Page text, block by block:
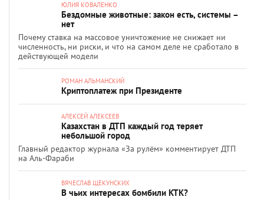
ЮЛИЯ КОВАЛЕНКО
Бездомные животные: закон есть, системы –
нет
Почему ставка на массовое уничтожение не снижает ни
численность, ни риски, и что на самом деле не сработало в
действующей модели
РОМАН АЛЬМАНСКИЙ
Криптоплатеж при Президенте
АЛЕКСЕЙ АЛЕКСЕЕВ
Казахстан в ДТП каждый год теряет
небольшой город
Главный редактор журнала «За рулём» комментирует ДТП
на Аль-Фараби
ВЯЧЕСЛАВ ЩЕКУНСКИХ
В чьих интересах бомбили КТК?